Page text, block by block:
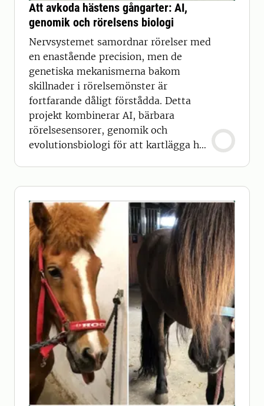
Att avkoda hästens gångarter: AI,
genomik och rörelsens biologi
Nervsystemet samordnar rörelser med
en enastående precision, men de
genetiska mekanismerna bakom
skillnader i rörelsemönster är
fortfarande dåligt förstådda. Detta
projekt kombinerar AI, bärbara
rörelsesensorer, genomik och
evolutionsbiologi för att kartlägga hur